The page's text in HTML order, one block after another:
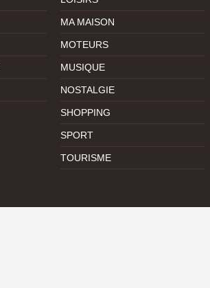
MA MAISON
MOTEURS
MUSIQUE
NOSTALGIE
SHOPPING
SPORT
TOURISME